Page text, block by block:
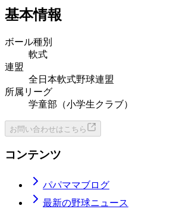
基本情報
ボール種別
軟式
連盟
全日本軟式野球連盟
所属リーグ
学童部（小学生クラブ）
お問い合わせはこちら
コンテンツ
パパママブログ
最新の野球ニュース